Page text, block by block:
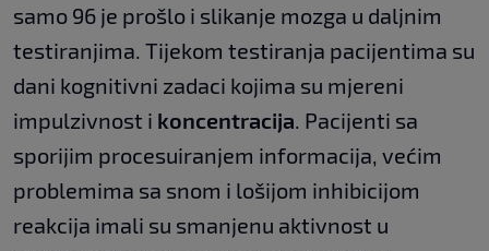
samo 96 je prošlo i slikanje mozga u daljnim
testiranjima. Tijekom testiranja pacijentima su
dani kognitivni zadaci kojima su mjereni
impulzivnost i koncentracija . Pacijenti sa
sporijim procesuiranjem informacija, većim
problemima sa snom i lošijom inhibicijom
reakcija imali su smanjenu aktivnost u